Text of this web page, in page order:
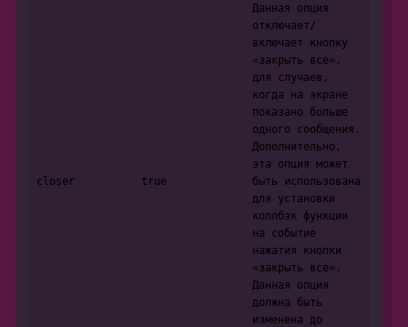
closer true
Данная опция
отключает/
включает кнопку
«закрыть все»,
для случаев,
когда на экране
показано больше
одного сообщения.
Дополнительно,
эта опция может
быть использована
для установки
коллбэк функции
на событие
нажатия кнопки
«закрыть все».
Данная опция
должна быть
изменена до